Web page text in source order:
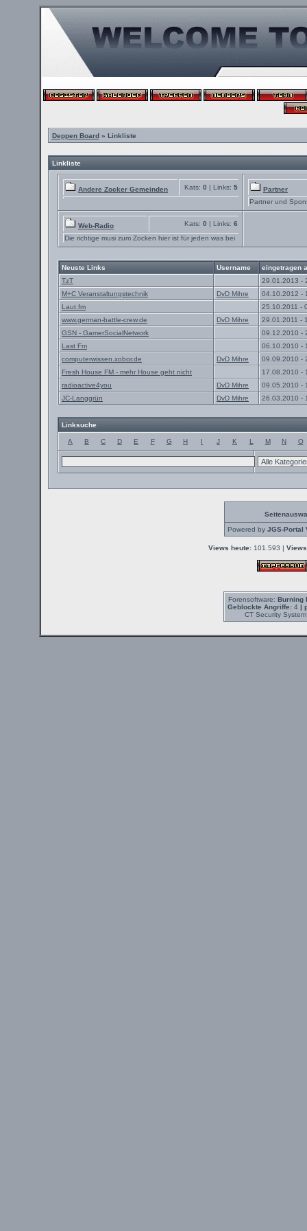
Deppen Board» Linkliste
Linkliste
Andere Zocker Gemeinden Kats: 0 | Links: 5
Partner
Partner und
Web-Radio Kats: 0 | Links: 6
Die richtige musi zum Zocken hier ist für jeden was bei
Neuste Links Username
eingetragen
TzT
29.01.2013 -
M+C Veranstaltungstechnik
DvD Mihre
04.10.2012 -
Laut.fm
25.10.2011 -
www.german-battle-crew.de
DvD Mihre
29.01.2011 -
GSN - GamerSocialNetwork
09.12.2010 -
Last Fm
06.10.2010 -
computerwissen.xobor.de
DvD Mihre
09.09.2010 -
Fresh House FM - mehr House geht nicht
17.08.2010 -
radioactive4you
DvD Mihre
09.05.2010 -
JC-Langgrün
DvD Mihre 26.03.2010 -
Linksuche
A B C D E F G H I J K L M N O
Powered by JGS-Portal
Views heute: 101.593 |
Forensoftware: Burning
Geblockte Angriffe:4 |
CT Security